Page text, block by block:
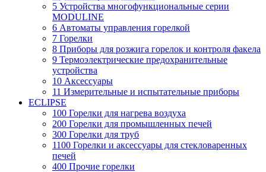
5 Устройства многофункциональные серии
MODULINE
6 Автоматы управления горелкой
7 Горелки
8 Приборы для розжига горелок и контроля факела
9 Термоэлектрические предохранительные
устройства
10 Аксессуары
11 Измерительные и испытательные приборы
ECLIPSE
100 Горелки для нагрева воздуха
200 Горелки для промышленных печей
300 Горелки для труб
1100 Горелки и аксессуары для стекловаренных
печей
400 Прочие горелки